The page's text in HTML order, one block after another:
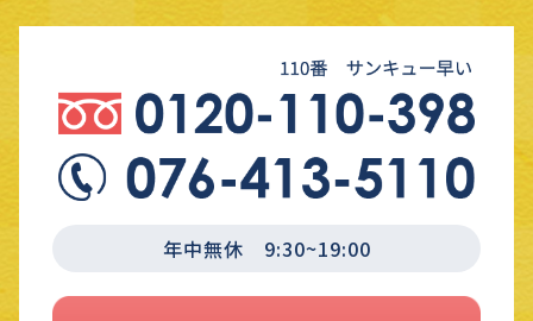
年中無休 9:30~19:00